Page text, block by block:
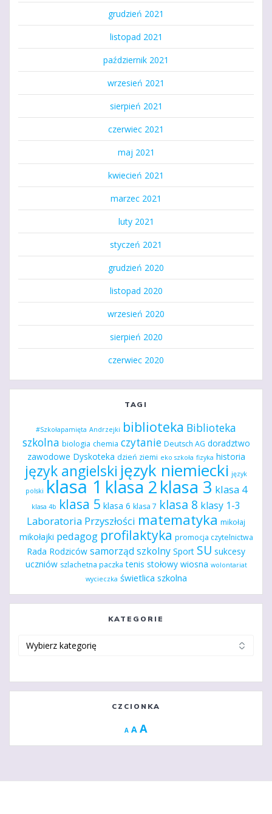
grudzień 2021
listopad 2021
październik 2021
wrzesień 2021
sierpień 2021
czerwiec 2021
maj 2021
kwiecień 2021
marzec 2021
luty 2021
styczeń 2021
grudzień 2020
listopad 2020
wrzesień 2020
sierpień 2020
czerwiec 2020
TAGI
#Szkołapamięta Andrzejki biblioteka Biblioteka
szkolna biologia chemia czytanie Deutsch AG doradztwo
zawodowe Dyskoteka dzień ziemi eko szkoła fizyka historia
język angielski język niemiecki język
polski klasa 1 klasa 2klasa 3 klasa 4
klasa 4b klasa 5 klasa 6 klasa 7 klasa 8 klasy 1-3
Laboratoria Przyszłości matematyka mikołaj
mikołajki pedagog profilaktyka promocja czytelnictwa
Rada Rodziców samorząd szkolny Sport SU sukcesy
uczniów szlachetna paczka tenis stołowy wiosna wolontariat
wycieczka świetlica szkolna
KATEGORIE
CZCIONKA
A Decrease
A Reset
A